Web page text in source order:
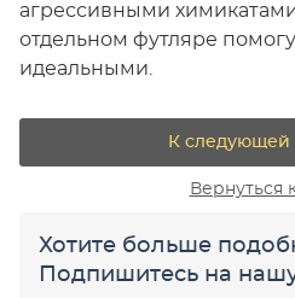
агрессивными
отдельном футляре
идеальными.
К следующей
Вернуться
Хотите больше
Подпишитесь на